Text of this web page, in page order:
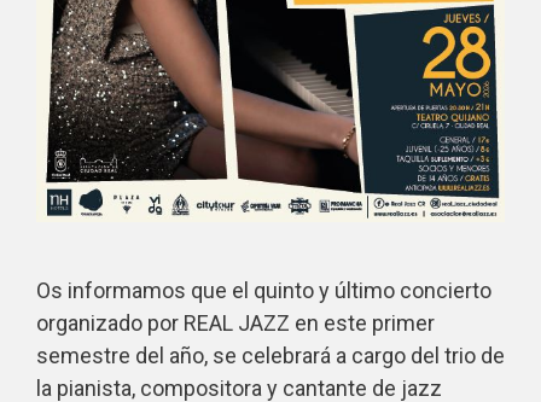
Os informamos que el quinto y último concierto
organizado por REAL JAZZ en este primer
semestre del año, se celebrará a cargo del trio de
la pianista, compositora y cantante de jazz